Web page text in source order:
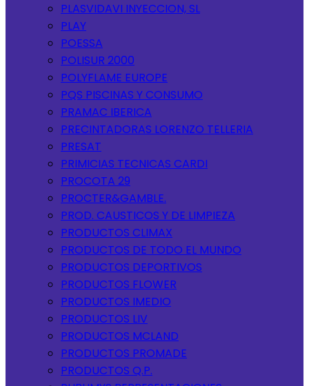
PLASVIDAVI INYECCION, SL
PLAY
POESSA
POLISUR 2000
POLYFLAME EUROPE
PQS PISCINAS Y CONSUMO
PRAMAC IBERICA
PRECINTADORAS LORENZO TELLERIA
PRESAT
PRIMICIAS TECNICAS CARDI
PROCOTA 29
PROCTER&GAMBLE.
PROD. CAUSTICOS Y DE LIMPIEZA
PRODUCTOS CLIMAX
PRODUCTOS DE TODO EL MUNDO
PRODUCTOS DEPORTIVOS
PRODUCTOS FLOWER
PRODUCTOS IMEDIO
PRODUCTOS LIV
PRODUCTOS MCLAND
PRODUCTOS PROMADE
PRODUCTOS Q.P.